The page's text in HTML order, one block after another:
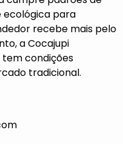
ecológica para
recebe mais pelo
a Cocajupi
tem condições
tradicional.